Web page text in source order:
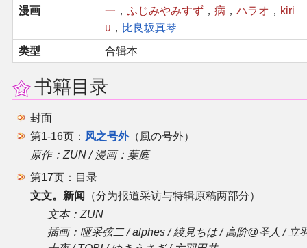
漫画
一 ， ふじみやみすず ， 病 ， ハラオ ， kiri
u ， 比良坂真琴
类型
合辑本
书籍目录
封面
第1-16页： 风之号外（風の号外）
原作：ZUN / 漫画：葉庭
第17页：目录
文文。新闻 （分为报道采访与特辑原稿两部分）
文本：ZUN
插画：哑采弦二 / alphes / 綾見ちは / 高阶@圣人 / 立